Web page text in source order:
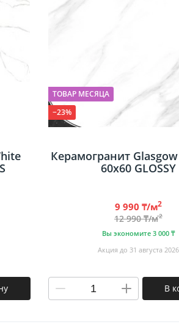
ТОВАР МЕСЯЦА
−23%
Керамогранит Glasgow
60х60 GLOSSY
9 990 ₸/м2
12 990 ₸/м2
Вы экономите 3 000 ₸
Акция до 31 августа 2026
В